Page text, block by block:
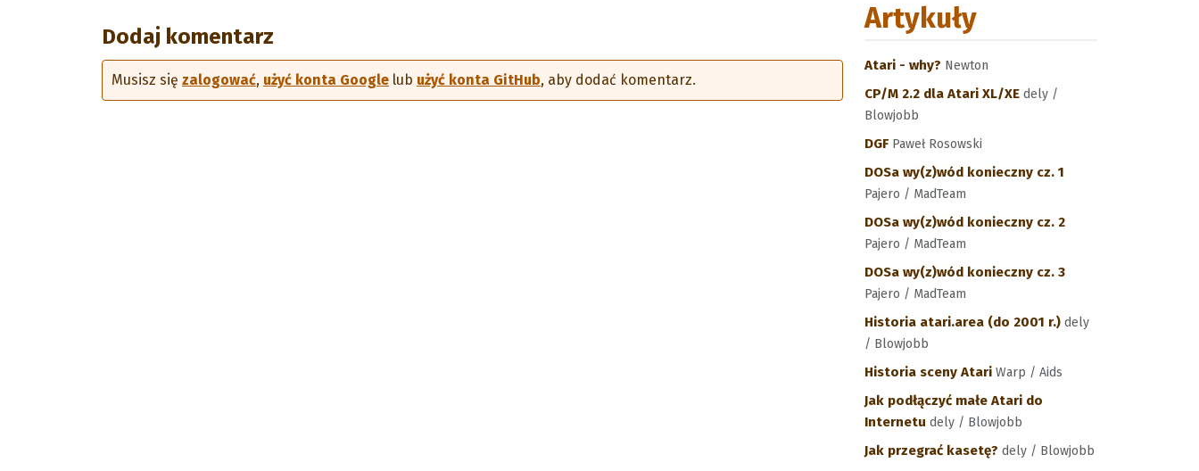
Dodaj komentarz
Musisz się zalogować, użyć konta Google lub użyć konta GitHub, aby dodać komentarz.
Artykuły
Atari - why? Newton
CP/M 2.2 dla Atari XL/XE dely /
Blowjobb
DGF Paweł Rosowski
DOSa wy(z)wód konieczny cz. 1
Pajero / MadTeam
DOSa wy(z)wód konieczny cz. 2
Pajero / MadTeam
DOSa wy(z)wód konieczny cz. 3
Pajero / MadTeam
Historia atari.area (do 2001 r.) dely
/ Blowjobb
Historia sceny Atari Warp / Aids
Jak podłączyć małe Atari do
Internetu dely / Blowjobb
Jak przegrać kasetę? dely / Blowjobb